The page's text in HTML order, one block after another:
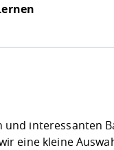
und interessanten
eine kleine